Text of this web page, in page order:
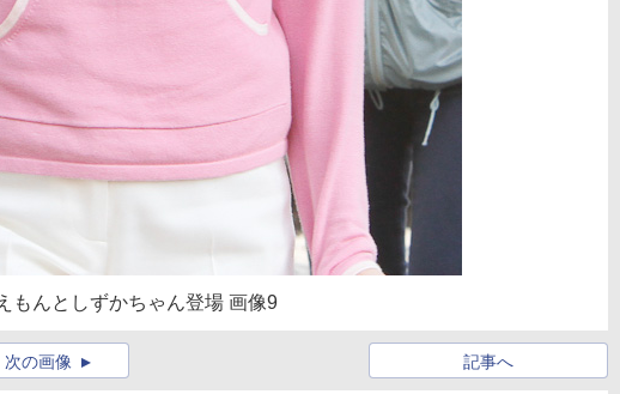
もんとしずかちゃん登場 画像9
記事へ
次の画像